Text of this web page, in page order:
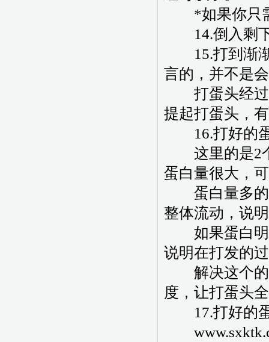
*如果你只需
14.倒入剩下
15.打到渐渐
言的，并不是
打蛋头经过
提起打蛋头，
16.打好的蛋
这里的是2个
蛋白量很大，
蛋白量多的
整体流动，说
如果蛋白明
说明在打发的
解决这个的
度，让打蛋头
17.打好的